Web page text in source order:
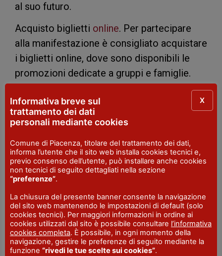
al suo futuro.
Acquisto biglietti online. Per partecipare
alla manifestazione è consigliato acquistare
i biglietti online, dove sono disponibili le
promozioni dedicate a gruppi e famiglie.
La formula Gruppi 4+1 prevede un ingresso
omaggio ogni quattro biglietti acquistati,
mentre le formule Family 2+1 e Family 2+2
ai 18 anni. I bambini fino a 10 anni entrano
gratuitamente e non necessitano di
biglietto.
Il programma completo, le informazioni
operative e il link per l’acquisto dei biglietti
sono disponibili anche sulsito ufficialee
sullaPagina Facebook.
Informativa breve sul
trattamento dei dati
personali mediante cookies
Comune di Piacenza, titolare del trattamento dei dati,
informa l’utente che il sito web installa cookies tecnici e,
previo consenso dell’utente, può installare anche cookies
non tecnici di seguito dettagliati nella sezione
“preferenze”.
La chiusura del presente banner consente la navigazione
del sito web mantenendo le impostazioni di default (solo
cookies tecnici). Per maggiori informazioni in ordine ai
cookies utilizzati dal sito è possibile consultare l’informativa
cookies completa. È possibile, in ogni momento della
navigazione, gestire le preferenze di seguito mediante la
funzione “rivedi le tue scelte sui cookies”.
X